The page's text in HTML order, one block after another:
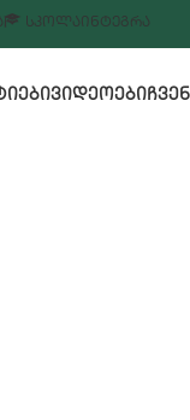
ᲡᲙᲝᲚᲐᲘᲜᲢᲔᲒᲠᲐ
ᲕᲘᲓᲔᲝᲔᲑᲘ